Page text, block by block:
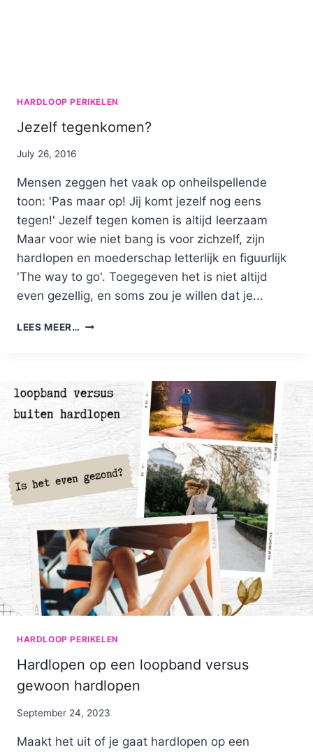
HARDLOOP PERIKELEN
Jezelf tegenkomen?
By
July 26, 2016
Mensen zeggen het vaak op onheilspellende
toon: 'Pas maar op! Jij komt jezelf nog eens
tegen!' Jezelf tegen komen is altijd leerzaam
Maar voor wie niet bang is voor zichzelf, zijn
hardlopen en moederschap letterlijk en figuurlijk
'The way to go'. Toegegeven het is niet altijd
even gezellig, en soms zou je willen dat je...
LEES MEER… JEZELF
HARDLOOP PERIKELEN
Hardlopen op een loopband versus
gewoon hardlopen
By
September 24, 2023
Maakt het uit of je gaat hardlopen op een